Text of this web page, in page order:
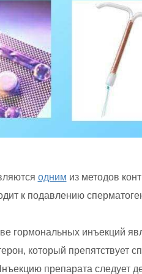
одним из методов
к подавлению
гормональных инъекций
который препятствует
препарата следует